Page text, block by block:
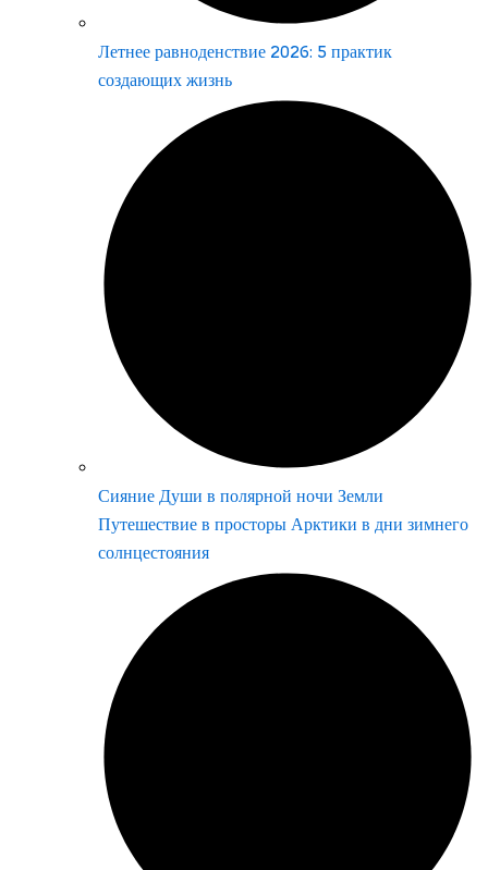
Летнее равноденствие 2026: 5 практик
создающих жизнь
Сияние Души в полярной ночи Земли
Путешествие в просторы Арктики в дни зимнего
солнцестояния